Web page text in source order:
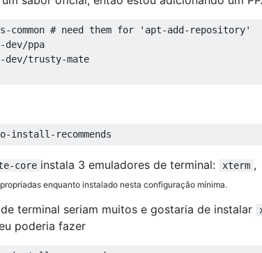
# need them for 'apt-add-repository'
dev/ppa
dev/trusty-mate
core instala 3 emuladores de terminal: xterm ,
enquanto instalado nesta configuração mínima.
terminal seriam muitos e gostaria de instalar
poderia fazer